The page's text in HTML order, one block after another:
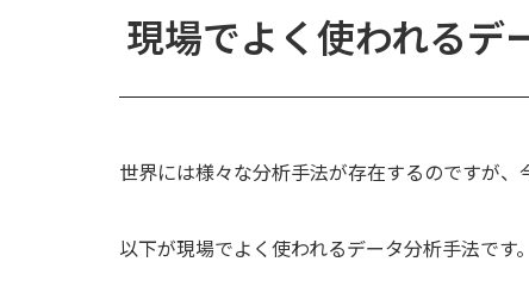
現場でよく使われるデ
世界には様々な分析手法が存在するのですが、
以下が現場でよく使われるデータ分析手法です。